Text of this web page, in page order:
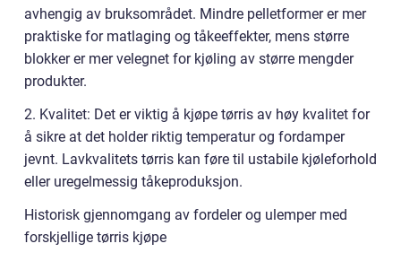
avhengig av bruksområdet. Mindre pelletformer er mer
praktiske for matlaging og tåkeeffekter, mens større
blokker er mer velegnet for kjøling av større mengder
produkter.
2. Kvalitet: Det er viktig å kjøpe tørris av høy kvalitet for
å sikre at det holder riktig temperatur og fordamper
jevnt. Lavkvalitets tørris kan føre til ustabile kjøleforhold
eller uregelmessig tåkeproduksjon.
Historisk gjennomgang av fordeler og ulemper med
forskjellige tørris kjøpe